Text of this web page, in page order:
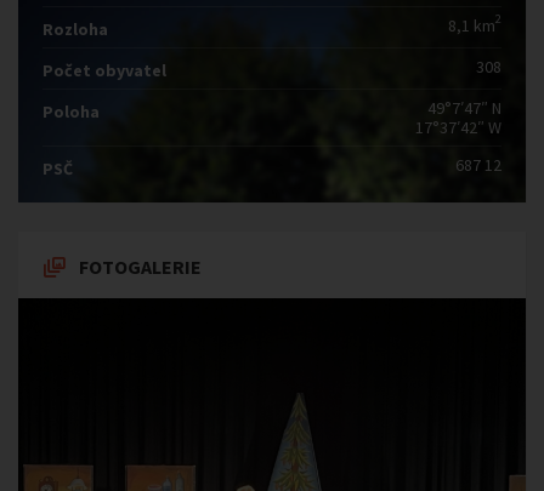
Rozloha 8,1 km2
Počet obyvatel 308
Poloha
49°7′47″ N
17°37′42″ W
PSČ
687 12
FOTOGALERIE